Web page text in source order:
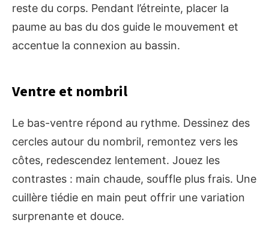
reste du corps. Pendant l’étreinte, placer la
paume au bas du dos guide le mouvement et
accentue la connexion au bassin.
Ventre et nombril
Le bas-ventre répond au rythme. Dessinez des
cercles autour du nombril, remontez vers les
côtes, redescendez lentement. Jouez les
contrastes : main chaude, souffle plus frais. Une
cuillère tiédie en main peut offrir une variation
surprenante et douce.